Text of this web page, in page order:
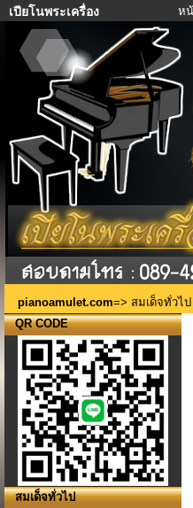
เปียโนพระเครื่อง ห
pianoamulet.com=> สมเด็จทั่วไป
QR CODE
สมเด็จทั่วไป